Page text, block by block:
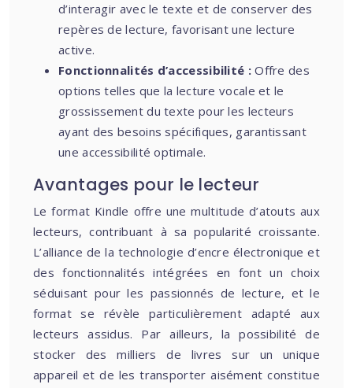
d’interagir avec le texte et de conserver des
repères de lecture, favorisant une lecture
active.
Fonctionnalités d’accessibilité :Offre des
options telles que la lecture vocale et le
grossissement du texte pour les lecteurs
ayant des besoins spécifiques, garantissant
une accessibilité optimale.
Avantages pour le lecteur
Le format Kindle offre une multitude d’atouts aux
lecteurs, contribuant à sa popularité croissante.
L’alliance de la technologie d’encre électronique et
des fonctionnalités intégrées en font un choix
séduisant pour les passionnés de lecture, et le
format se révèle particulièrement adapté aux
lecteurs assidus. Par ailleurs, la possibilité de
stocker des milliers de livres sur un unique
appareil et de les transporter aisément constitue